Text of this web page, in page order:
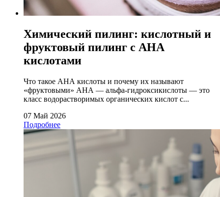
Химический пилинг: кислотный и
фруктовый пилинг с АНА
кислотами
Что такое АНА кислоты и почему их называют
«фруктовыми» АНА — альфа-гидроксикислоты — это
класс водорастворимых органических кислот с...
07 Май 2026
Подробнее